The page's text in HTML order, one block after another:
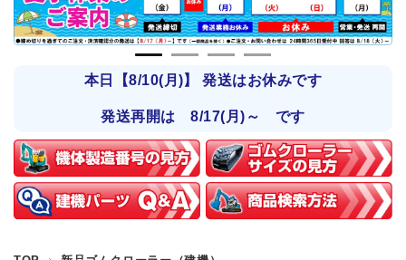
本日【8/10(月)】 発送はお休みです
発送再開は 8/17(月)～ です